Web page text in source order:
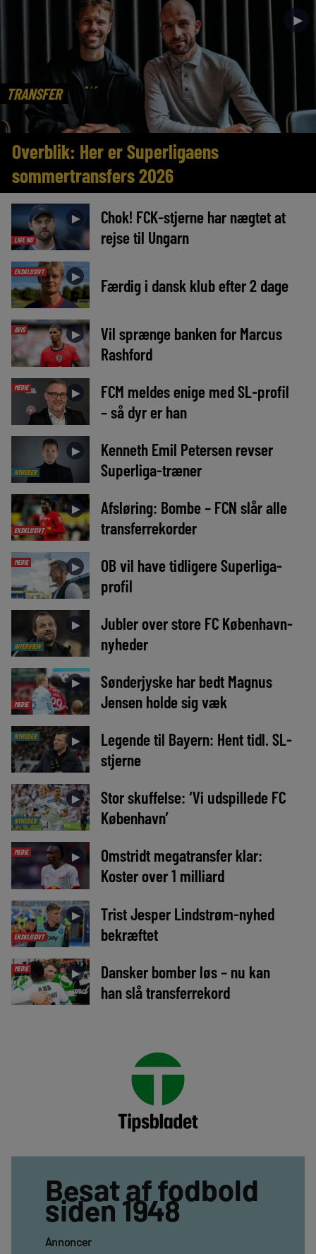
TRANSFER
►
Overblik: Her er Superligaens
sommertransfers 2026
LIGE NU
►
Chok! FCK-stjerne har nægtet at
rejse til Ungarn
EKSKLUSIVT ► Færdig i dansk klub efter 2 dage
AVIS ►
Vil sprænge banken for Marcus
Rashford
MEDIE ►
FCM meldes enige med SL-profil
– så dyr er han
NYHEDER
►
Kenneth Emil Petersen revser
Superliga-træner
EKSKLUSIVT
►
Afsløring: Bombe – FCN slår alle
transferrekorder
MEDIE ►
OB vil have tidligere Superliga-
profil
INTERVIEW
►
Jubler over store FC København-
nyheder
MEDIE
►
Sønderjyske har bedt Magnus
Jensen holde sig væk
NYHEDER ►
Legende til Bayern: Hent tidl. SL-
stjerne
NYHEDER
►
Stor skuffelse: ‘Vi udspillede FC
København’
MEDIE ►
Omstridt megatransfer klar:
Koster over 1 milliard
EKSKLUSIVT
►
Trist Jesper Lindstrøm-nyhed
bekræftet
MEDIE ►
Dansker bomber løs – nu kan
han slå transferrekord
Besat af fodbold
siden 1948
Annoncer